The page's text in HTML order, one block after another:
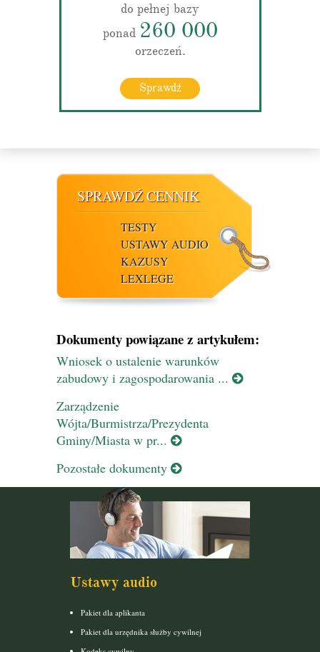
do pełnej bazy
ponad 260 000
orzeczeń.
Sprawdź
SPRAWDŹ CENNIK
TESTY
USTAWY AUDIO
KAZUSY
LEXLEGE
Dokumenty powiązane z artykułem:
Wniosek o ustalenie warunków
zabudowy i zagospodarowania ...
Zarządzenie
Wójta/Burmistrza/Prezydenta
Gminy/Miasta w pr...
Pozostałe dokumenty
Ustawy audio
Pakiet dla aplikanta
Pakiet dla urzędnika służby cywilnej